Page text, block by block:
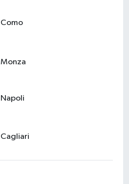
Como
Monza
Napoli
Cagliari